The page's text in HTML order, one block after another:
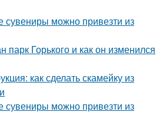
сувениры можно привезти из
парк Горького и как он изменился
как сделать скамейку из
сувениры можно привезти из